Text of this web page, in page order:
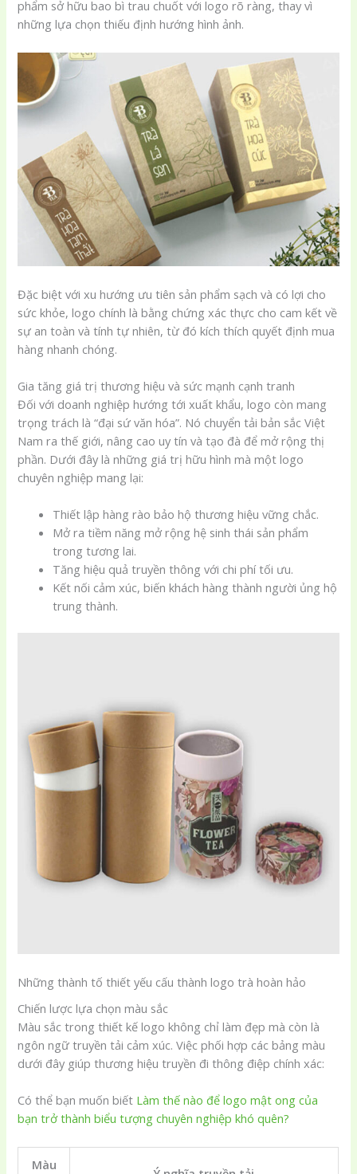
phẩm sở hữu bao bì trau chuốt với logo rõ ràng, thay vì
những lựa chọn thiếu định hướng hình ảnh.
Đặc biệt với xu hướng ưu tiên sản phẩm sạch và có lợi cho
sức khỏe, logo chính là bằng chứng xác thực cho cam kết về
sự an toàn và tính tự nhiên, từ đó kích thích quyết định mua
hàng nhanh chóng.
Gia tăng giá trị thương hiệu và sức mạnh cạnh tranh
Đối với doanh nghiệp hướng tới xuất khẩu, logo còn mang
trọng trách là “đại sứ văn hóa”. Nó chuyển tải bản sắc Việt
Nam ra thế giới, nâng cao uy tín và tạo đà để mở rộng thị
phần. Dưới đây là những giá trị hữu hình mà một logo
chuyên nghiệp mang lại:
Thiết lập hàng rào bảo hộ thương hiệu vững chắc.
Mở ra tiềm năng mở rộng hệ sinh thái sản phẩm
trong tương lai.
Tăng hiệu quả truyền thông với chi phí tối ưu.
Kết nối cảm xúc, biến khách hàng thành người ủng hộ
trung thành.
Những thành tố thiết yếu cấu thành logo trà hoàn hảo
Chiến lược lựa chọn màu sắc
Màu sắc trong thiết kế logo không chỉ làm đẹp mà còn là
ngôn ngữ truyền tải cảm xúc. Việc phối hợp các bảng màu
dưới đây giúp thương hiệu truyền đi thông điệp chính xác:
Có thể bạn muốn biết Làm thế nào để logo mật ong của
bạn trở thành biểu tượng chuyên nghiệp khó quên?
Màu